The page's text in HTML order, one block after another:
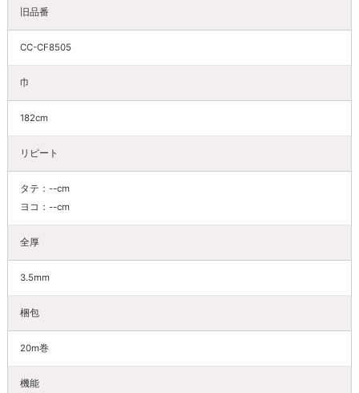
旧品番
CC-CF8505
巾
182cm
リピート
タテ：--cm
ヨコ：--cm
全厚
3.5mm
梱包
20m巻
機能